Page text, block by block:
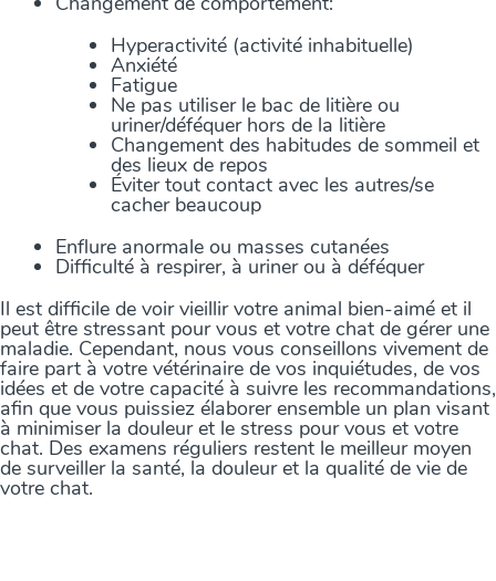
Hyperactivité (activité inhabituelle)
Anxiété
Fatigue
Ne pas utiliser le bac de litière ou
uriner/déféquer hors de la litière
Changement des habitudes de sommeil et
des lieux de repos
Éviter tout contact avec les autres/se
cacher beaucoup
Enflure anormale ou masses cutanées
Difficulté à respirer, à uriner ou à déféquer
Il est difficile de voir vieillir votre animal bien-aimé et il
peut être stressant pour vous et votre chat de gérer une
maladie. Cependant, nous vous conseillons vivement de
faire part à votre vétérinaire de vos inquiétudes, de vos
idées et de votre capacité à suivre les recommandations,
afin que vous puissiez élaborer ensemble un plan visant
à minimiser la douleur et le stress pour vous et votre
chat. Des examens réguliers restent le meilleur moyen
de surveiller la santé, la douleur et la qualité de vie de
votre chat.